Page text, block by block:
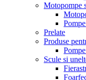
Motopompe
Prelate
Produse
Scule si